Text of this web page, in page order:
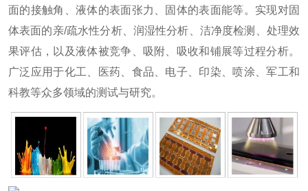
面的接触角、液体的表面张力、固体的表面能等。实现对固
体表面的亲/疏水性分析、润湿性分析、洁净度检测、处理效
果评估，以及液体被竞争、吸附、吸收和铺展等过程分析。
广泛应用于化工、医药、食品、电子、印染、喷涂、军工和
科教等众多领域的测试与研究。